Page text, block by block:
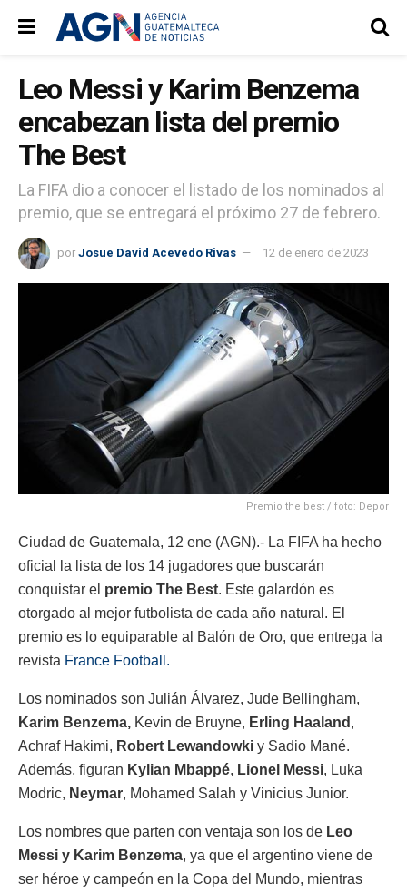
Leo Messi y Karim Benzema
encabezan lista del premio
The Best
La FIFA dio a conocer el listado de los nominados al
premio, que se entregará el próximo 27 de febrero.
por Josue David Acevedo Rivas 12 de enero de 2023
Premio the best / foto: Depor
Ciudad de Guatemala, 12 ene (AGN).- La FIFA ha hecho
oficial la lista de los 14 jugadores que buscarán
conquistar el premio The Best. Este galardón es
otorgado al mejor futbolista de cada año natural. El
premio es lo equiparable al Balón de Oro, que entrega la
revista France Football.
Los nominados son Julián Álvarez, Jude Bellingham,
Karim Benzema, Kevin de Bruyne, Erling Haaland ,
Achraf Hakimi, Robert Lewandowki y Sadio Mané.
Además, figuran Kylian Mbappé, Lionel Messi, Luka
Modric, Neymar, Mohamed Salah y Vinicius Junior.
Los nombres que parten con ventaja son los de Leo
Messi y Karim Benzema, ya que el argentino viene de
ser héroe y campeón en la Copa del Mundo, mientras